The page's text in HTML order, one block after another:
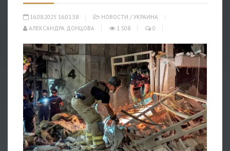
16.08.2025 16:01:38 НОВОСТИ / УКРАИНА
АЛЕКСАНДРА ДОНЦОВА
1 508 0